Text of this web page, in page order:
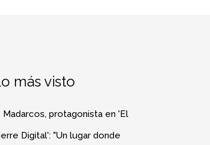
más visto
Madarcos, protagonista en 'El
Digital': "Un lugar donde